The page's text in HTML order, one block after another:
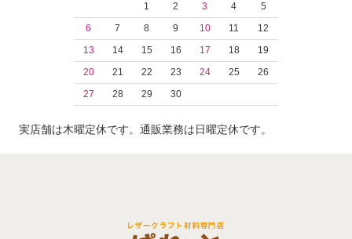
1
2 3 4
5
6
7 8 9 10 11
12
13
14 15 16 17 18
19
20
21 22 23 24 25
26
27
28 29 30
実店舗は木曜定休です。通販業務は日曜定休です。